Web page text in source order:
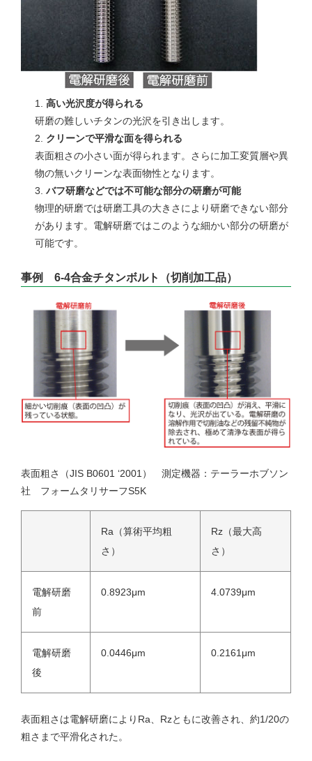
高い光沢度が得られる
研磨の難しいチタンの光沢を引き出します。
クリーンで平滑な面を得られる
表面粗さの小さい面が得られます。さらに加工変質層や異
物の無いクリーンな表面物性となります。
バフ研磨などでは不可能な部分の研磨が可能
物理的研磨では研磨工具の大きさにより研磨できない部分
があります。電解研磨ではこのような細かい部分の研磨が
可能です。
事例 6-4合金チタンボルト（切削加工品）
表面粗さ（JIS B0601 ‘2001） 測定機器：テーラーホブソン
社 フォームタリサーフS5K
Ra（算術平均粗
さ）
Rz（最大高
さ）
電解研磨
前
0.8923μm 4.0739μm
電解研磨
後
0.0446μm 0.2161μm
表面粗さは電解研磨によりRa、Rzともに改善され、約1/20の
粗さまで平滑化された。